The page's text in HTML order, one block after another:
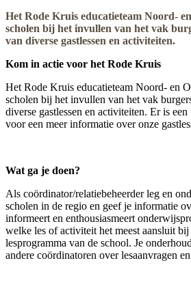
Het Rode Kruis educatieteam Noord-
scholen bij het invullen van het vak
van diverse gastlessen en activiteiten.
Kom in actie voor het Rode Kruis
Het Rode Kruis educatieteam Noord- en
scholen bij het invullen van het vak
diverse gastlessen en activiteiten. Er is
voor een meer informatie over onze
Wat ga je doen?
Als coördinator/relatiebeheerder leg en
scholen in de regio en geef je informatie
informeert en enthousiasmeert
welke les of activiteit het meest aansluit
lesprogramma van de school. Je
andere coördinatoren over lesaanvragen